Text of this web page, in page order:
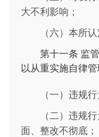
大不利影响；
（六）本所
第十一条 监
以从重实施自律管
（一）违规
（二）违规
面、整改不彻底；